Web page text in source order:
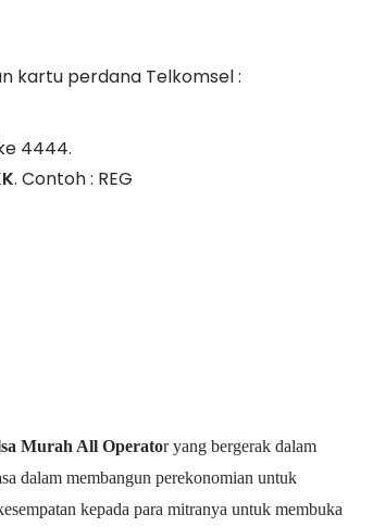
kartu perdana Telkomsel :
4444.
. Contoh : REG
Murah All Operator yang bergerak dalam
dalam membangun perekonomian untuk
kepada para mitranya untuk membuka